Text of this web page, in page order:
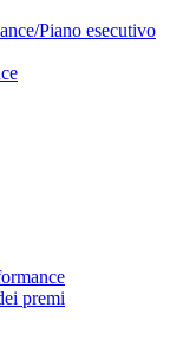
Piano esecutivo
premi